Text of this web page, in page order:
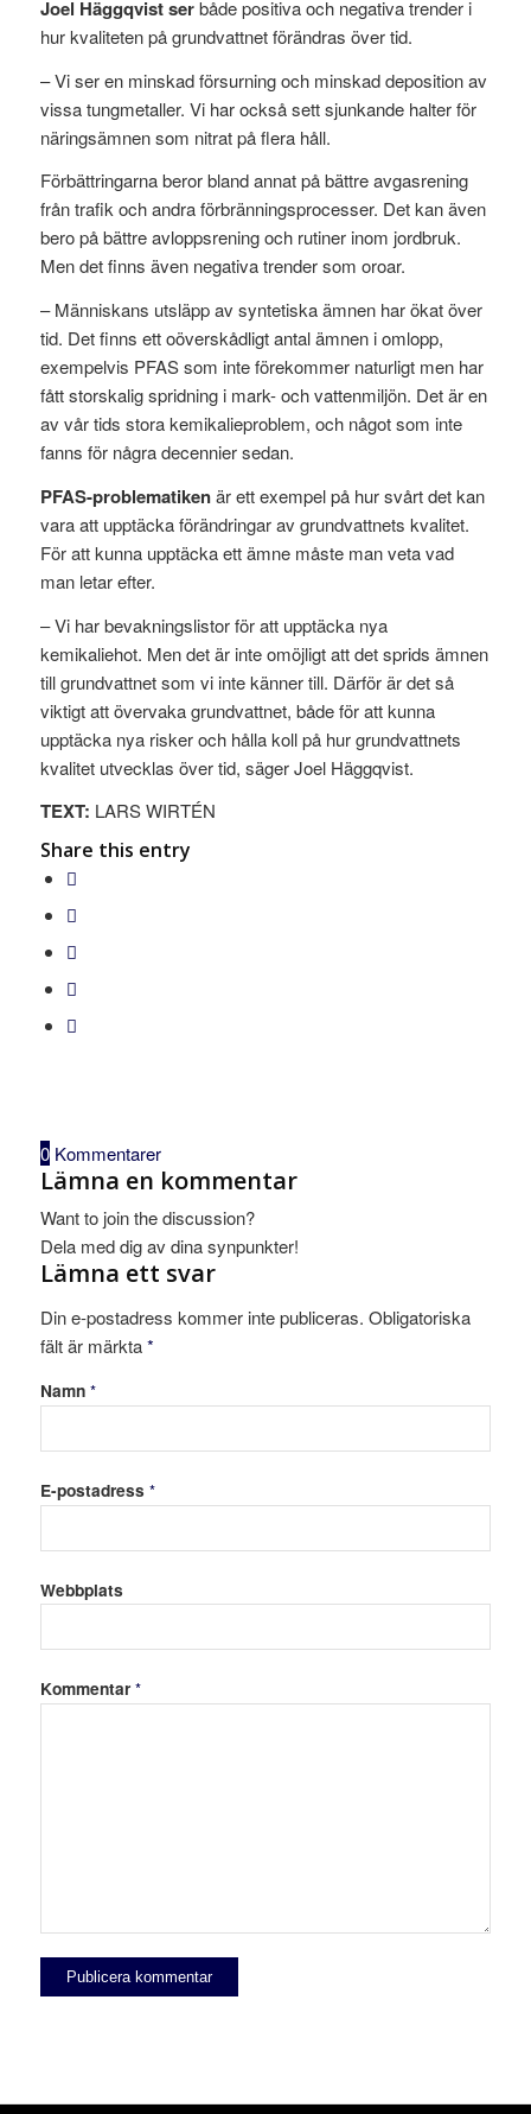
Joel Häggqvist serbåde positiva och negativa trender i
hur kvaliteten på grundvattnet förändras över tid.
– Vi ser en minskad försurning och minskad deposition av
vissa tungmetaller. Vi har också sett sjunkande halter för
näringsämnen som nitrat på flera håll.
Förbättringarna beror bland annat på bättre avgasrening
från trafik och andra förbränningsprocesser. Det kan även
bero på bättre avloppsrening och rutiner inom jordbruk.
Men det finns även negativa trender som oroar.
– Människans utsläpp av syntetiska ämnen har ökat över
tid. Det finns ett oöverskådligt antal ämnen i omlopp,
exempelvis PFAS som inte förekommer naturligt men har
fått storskalig spridning i mark- och vattenmiljön. Det är en
av vår tids stora kemikalieproblem, och något som inte
fanns för några decennier sedan.
PFAS-problematikenär ett exempel på hur svårt det kan
vara att upptäcka förändringar av grundvattnets kvalitet.
För att kunna upptäcka ett ämne måste man veta vad
man letar efter.
– Vi har bevakningslistor för att upptäcka nya
kemikaliehot. Men det är inte omöjligt att det sprids ämnen
till grundvattnet som vi inte känner till. Därför är det så
viktigt att övervaka grundvattnet, både för att kunna
upptäcka nya risker och hålla koll på hur grundvattnets
kvalitet utvecklas över tid, säger Joel Häggqvist.
TEXT: LARS WIRTÉN
Share this entry
0 Kommentarer
Lämna en kommentar
Want to join the discussion?
Dela med dig av dina synpunkter!
Lämna ett svar
Din e-postadress kommer inte publiceras. Obligatoriska
fält är märkta*
Namn *
E-postadress *
Webbplats
Kommentar *